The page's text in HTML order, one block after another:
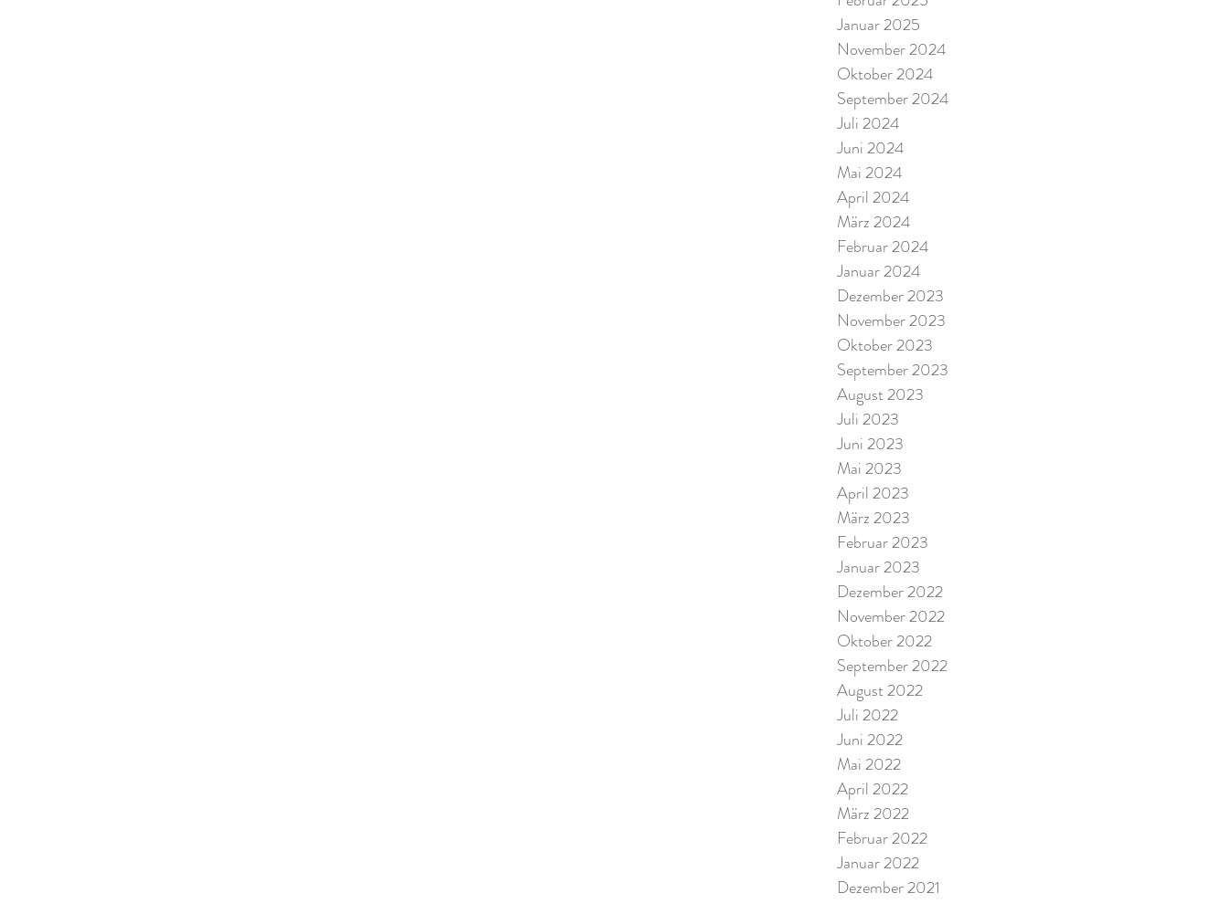
Januar 2025
November 2024
Oktober 2024
September 2024
Juli 2024
Juni 2024
Mai 2024
April 2024
März 2024
Februar 2024
Januar 2024
Dezember 2023
November 2023
Oktober 2023
September 2023
August 2023
Juli 2023
Juni 2023
Mai 2023
April 2023
März 2023
Februar 2023
Januar 2023
Dezember 2022
November 2022
Oktober 2022
September 2022
August 2022
Juli 2022
Juni 2022
Mai 2022
April 2022
März 2022
Februar 2022
Januar 2022
Dezember 2021